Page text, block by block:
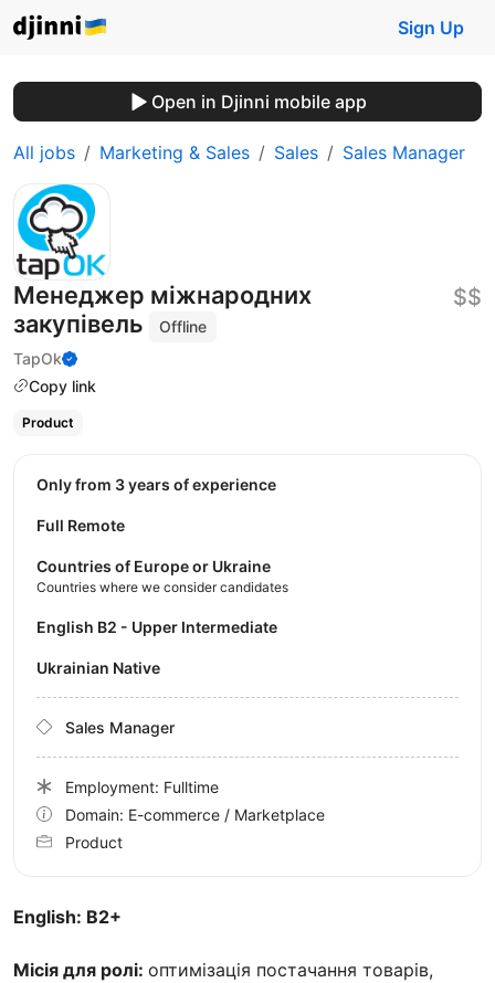
Sign Up
Open in Djinni mobile app
All jobs Marketing & Sales Sales Sales Manager
Менеджер міжнародних
закупівель
Offline
TapOk
Copy link
$$
Product
English: B2+
Місія для ролі: оптимізація постачання товарів,
Only from 3 years of experience
Full Remote
Countries of Europe or Ukraine
Countries where we consider candidates
English B2 - Upper Intermediate
Ukrainian Native
Sales Manager
Employment: Fulltime
Domain: E-commerce / Marketplace
Product